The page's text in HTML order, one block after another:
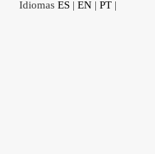
Idiomas ES | EN | PT |